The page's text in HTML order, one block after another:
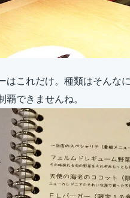
はこれだけ。種類はそんな
覇できませんね。